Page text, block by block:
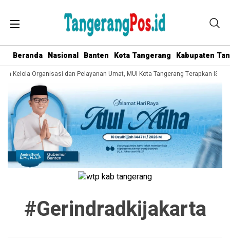
Beranda Nasional Banten Kota Tangerang Kabupaten
Kelola Organisasi dan Pelayanan Umat, MUI Kota Tangerang Terapkan ISO
#gerindradkijakarta